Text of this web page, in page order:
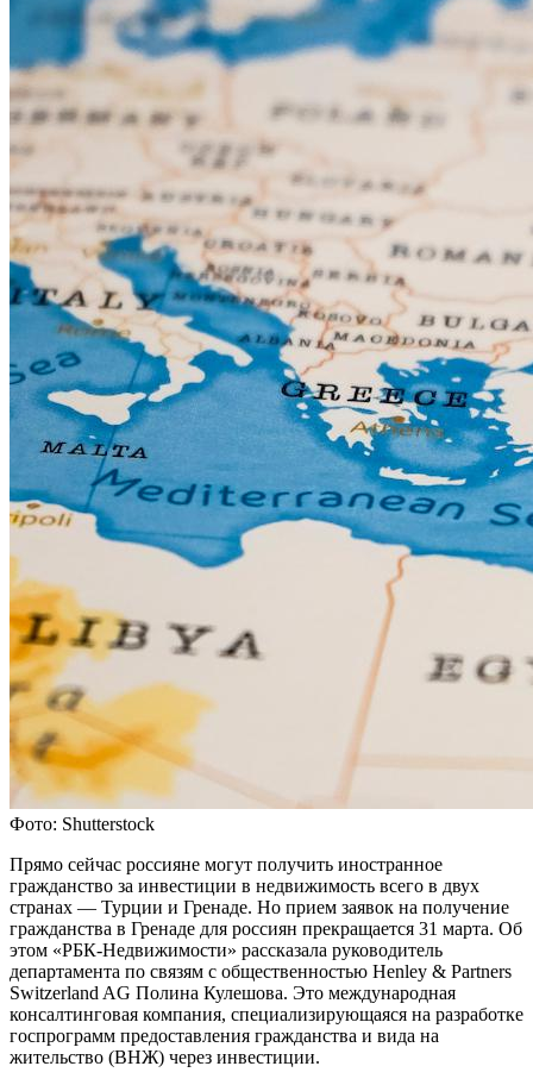
Фото: Shutterstock
Прямо сейчас россияне могут получить иностранное
гражданство за инвестиции в недвижимость всего в двух
странах — Турции и Гренаде. Но прием заявок на получение
гражданства в Гренаде для россиян прекращается 31 марта. Об
этом «РБК-Недвижимости» рассказала руководитель
департамента по связям с общественностью Henley & Partners
Switzerland AG Полина Кулешова. Это международная
консалтинговая компания, специализирующаяся на разработке
госпрограмм предоставления гражданства и вида на
жительство (ВНЖ) через инвестиции.